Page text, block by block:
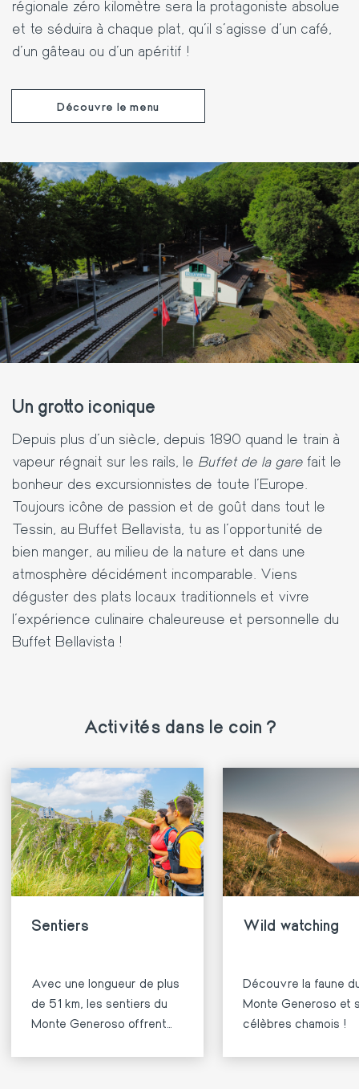
régionale zéro kilomètre sera la protagoniste absolue
et te séduira à chaque plat, qu'il s'agisse d'un café,
d'un gâteau ou d'un apéritif !
Découvre le menu
Un grotto iconique
Depuis plus d'un siècle, depuis 1890 quand le train à
vapeur régnait sur les rails, le Buffet de la gare fait le
bonheur des excursionnistes de toute l'Europe.
Toujours icône de passion et de goût dans tout le
Tessin, au Buffet Bellavista, tu as l'opportunité de
bien manger, au milieu de la nature et dans une
atmosphère décidément incomparable. Viens
déguster des plats locaux traditionnels et vivre
l'expérience culinaire chaleureuse et personnelle du
Buffet Bellavista !
Activités dans le coin ?
Sentiers
Avec une longueur de plus
de 51 km, les sentiers du
Monte Generoso offrent
Wild watching
Découvre la faune
Monte Generoso et
célèbres chamois !